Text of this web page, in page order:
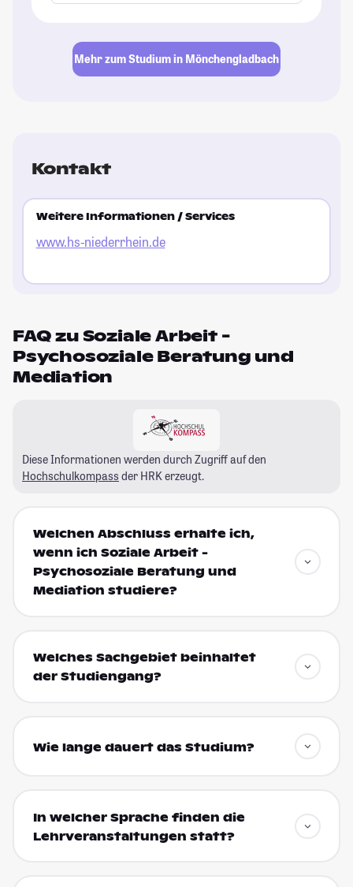
Mehr zum Studium in Mönchengladbach
Kontakt
Weitere Informationen / Services
www.hs-niederrhein.de
FAQ zu Soziale Arbeit -
Psychosoziale Beratung und
Mediation
Diese Informationen werden durch Zugriff auf den
Hochschulkompass der HRK erzeugt.
Welchen Abschluss erhalte ich,
wenn ich Soziale Arbeit -
Psychosoziale Beratung und
Mediation studiere?
Welches Sachgebiet beinhaltet
der Studiengang?
Wie lange dauert das Studium?
In welcher Sprache finden die
Lehrveranstaltungen statt?